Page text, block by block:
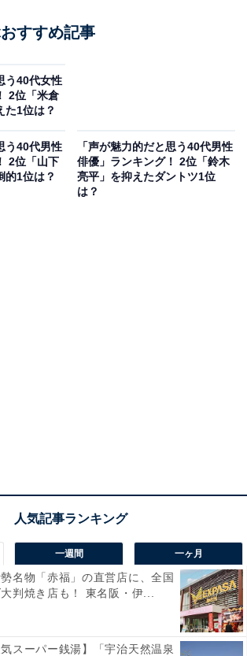
すすめ記事
う40代女性
2位「米倉
た1位は？
う40代男性
2位「山下
的1位は？
「声が魅力的だと思う40代男性
俳優」ランキング！ 2位「鈴木
亮平」を抑えたダントツ1位
は？
一週間 一ヶ月
勢名物「赤福」の直営店に、全国
判焼き店も！ 東名阪・伊...
気スーパー銭湯】「宇治天然温泉